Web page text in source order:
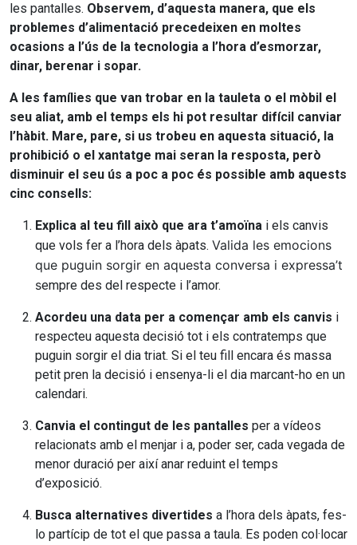
les pantalles. Observem, d’aquesta manera, que els
problemes d’alimentació precedeixen en moltes
ocasions a l’ús de la tecnologia a l’hora d’esmorzar,
dinar, berenar i sopar.
A les famílies que van trobar en la tauleta o el mòbil el
seu aliat, amb el temps els hi pot resultar difícil canviar
l’hàbit. Mare, pare, si us trobeu en aquesta situació, la
prohibició o el xantatge mai seran la resposta, però
disminuir el seu ús a poc a poc és possible amb aquests
cinc consells:
Explica al teu fill això que ara t’amoïna i els canvis
que vols fer a l’hora dels àpats. Valida les emocions
que puguin sorgir en aquesta conversa i expressa’t
sempre des del respecte i l’amor.
Acordeu una data per a començar amb els canvis i
respecteu aquesta decisió tot i els contratemps que
puguin sorgir el dia triat. Si el teu fill encara és massa
petit pren la decisió i ensenya-li el dia marcant-ho en un
calendari.
Canvia el contingut de les pantalles per a vídeos
relacionats amb el menjar i a, poder ser, cada vegada de
menor duració per així anar reduint el temps
d’exposició.
Busca alternatives divertides a l’hora dels àpats, fes-
lo partícip de tot el que passa a taula. Es poden col·locar